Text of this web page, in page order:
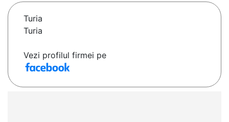
Turia
Turia
Vezi profilul firmei pe